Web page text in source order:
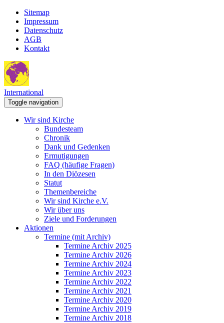
Sitemap
Impressum
Datenschutz
AGB
Kontakt
International
Toggle navigation
Wir sind Kirche
Bundesteam
Chronik
Dank und Gedenken
Ermutigungen
FAQ (häufige Fragen)
In den Diözesen
Statut
Themenbereiche
Wir sind Kirche e.V.
Wir über uns
Ziele und Forderungen
Aktionen
Termine (mit Archiv)
Termine Archiv 2025
Termine Archiv 2026
Termine Archiv 2024
Termine Archiv 2023
Termine Archiv 2022
Termine Archiv 2021
Termine Archiv 2020
Termine Archiv 2019
Termine Archiv 2018